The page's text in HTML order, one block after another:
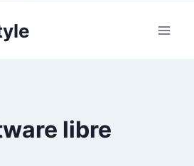
libre